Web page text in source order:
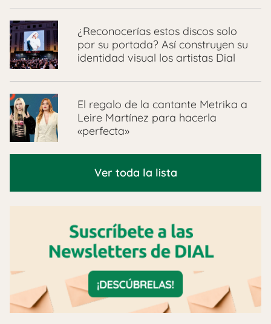
¿Reconocerías estos discos solo
por su portada? Así construyen su
identidad visual los artistas Dial
El regalo de la cantante Metrika a
Leire Martínez para hacerla
«perfecta»
Ver toda la lista